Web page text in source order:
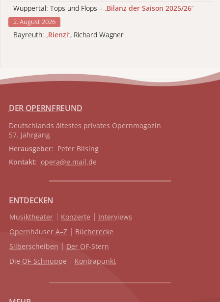
Wuppertal: Tops und Flops – „Bilanz der Saison 2025/26“
2. August 2026
Bayreuth: „Rienzi“, Richard Wagner
DER OPERNFREUND
Deutschlands ältestes privates Opernmagazin
57. Jahrgang
Herausgeber: Peter Bilsing
Kontakt: opera@e.mail.de
ENTDECKEN
Musiktheater Konzerte
Interviews
Opernhäuser A–Z
Bücherecke
Silberscheiben
Der OF-Stern
Die OF-Schnuppe
Kontrapunkt